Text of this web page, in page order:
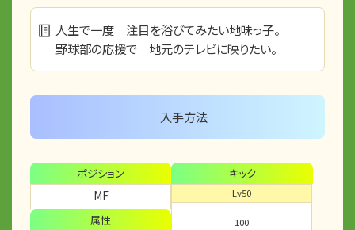
人生で一度 注目を浴びてみたい地味っ子。
野球部の応援で 地元のテレビに映りたい。
入手方法
ポジション
MF
属性
キック
Lv50
100